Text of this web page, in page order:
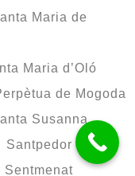
Maria de
Maria d’Oló
de Mogoda
Susanna